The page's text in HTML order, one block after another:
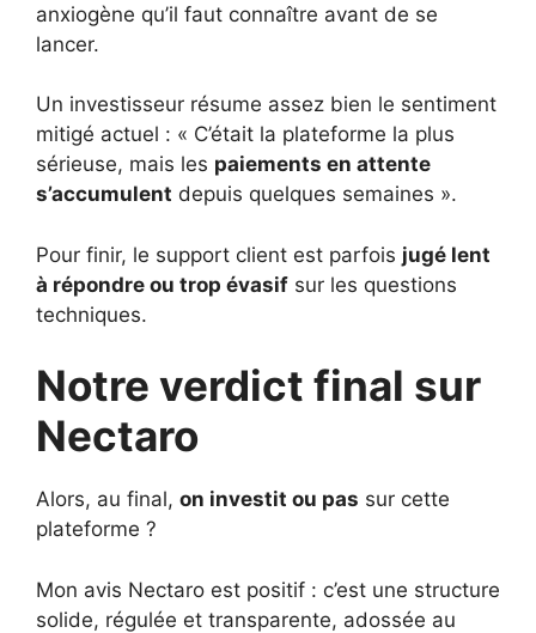
anxiogène qu’il faut connaître avant de se
lancer.
Un investisseur résume assez bien le sentiment
mitigé actuel : « C’était la plateforme la plus
sérieuse, mais les paiements en attente
s’accumulent depuis quelques semaines ».
Pour finir, le support client est parfois jugé lent
à répondre ou trop évasif sur les questions
techniques.
Notre verdict final sur
Nectaro
Alors, au final, on investit ou pas sur cette
plateforme ?
Mon avis Nectaro est positif : c’est une structure
solide, régulée et transparente, adossée au